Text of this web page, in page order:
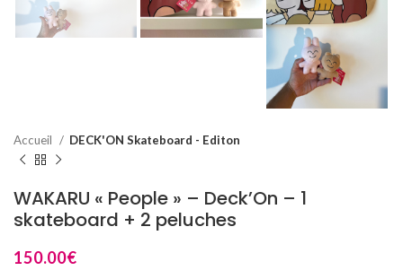
Accueil DECK'ON Skateboard - Editon
WAKARU « People » – Deck’On – 1
skateboard + 2 peluches
150.00€